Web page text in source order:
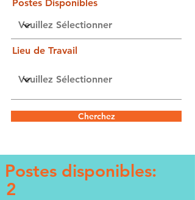
Postes Disponibles
Lieu de Travail
Cherchez
Postes disponibles:
2